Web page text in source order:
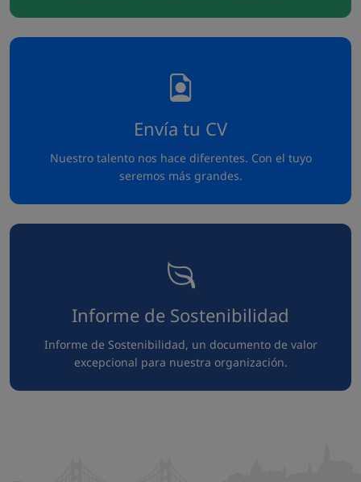
Envía tu CV
Nuestro talento nos hace diferentes. Con el tuyo
seremos más grandes.
Informe de Sostenibilidad
Informe de Sostenibilidad, un documento de valor
excepcional para nuestra organización.